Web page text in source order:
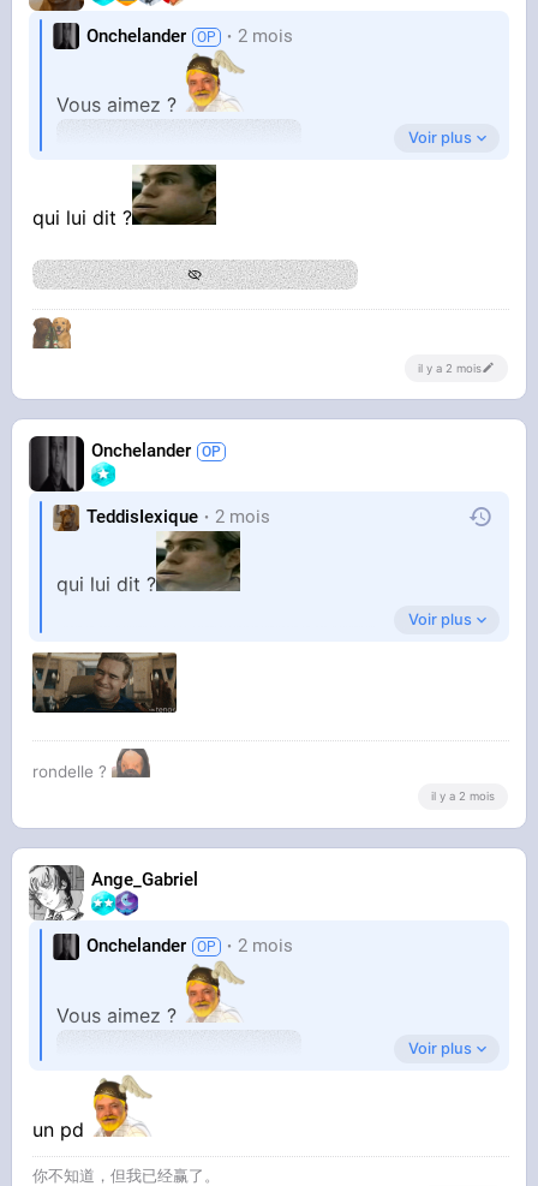
Onchelander 2 mois
Vous aimez ?
Voir plus
qui lui dit ?
il y a 2 mois
Onchelander
TeddisIexique 2 mois
qui lui dit ?
Voir plus
rondelle ?
il y a 2 mois
Ange_Gabriel
Onchelander 2 mois
Vous aimez ?
Voir plus
un pd
你不知道，但我已经赢了。